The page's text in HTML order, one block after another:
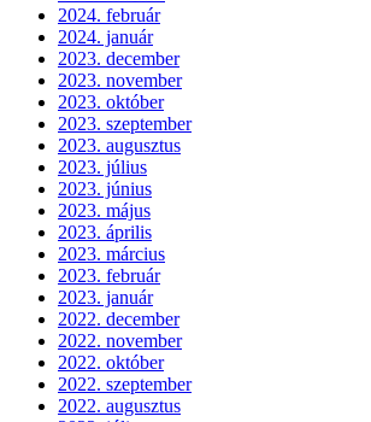
2024. február
2024. január
2023. december
2023. november
2023. október
2023. szeptember
2023. augusztus
2023. július
2023. június
2023. május
2023. április
2023. március
2023. február
2023. január
2022. december
2022. november
2022. október
2022. szeptember
2022. augusztus